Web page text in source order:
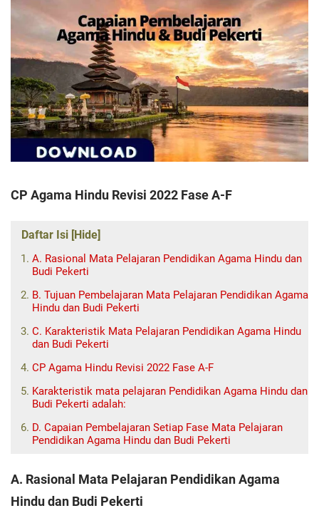
CP Agama Hindu Revisi 2022 Fase A-F
Daftar Isi [Hide]
A. Rasional Mata Pelajaran Pendidikan Agama Hindu dan
Budi Pekerti
B. Tujuan Pembelajaran Mata Pelajaran Pendidikan Agama
Hindu dan Budi Pekerti
C. Karakteristik Mata Pelajaran Pendidikan Agama Hindu
dan Budi Pekerti
CP Agama Hindu Revisi 2022 Fase A-F
Karakteristik mata pelajaran Pendidikan Agama Hindu dan
Budi Pekerti adalah:
D. Capaian Pembelajaran Setiap Fase Mata Pelajaran
Pendidikan Agama Hindu dan Budi Pekerti
A. Rasional Mata Pelajaran Pendidikan Agama
Hindu dan Budi Pekerti